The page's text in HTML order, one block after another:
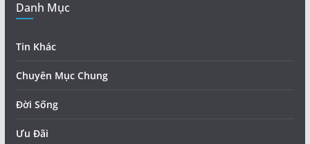
Danh Mục
Tin Khác
Chuyên Mục Chung
Đời Sống
Ưu Đãi